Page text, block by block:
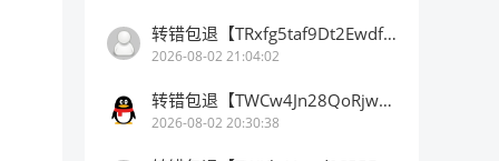
转错包退【TRxfg5taf9Dt2Ewdfj8qS32jqv66666666】客服TeleGram:【@TrxEm】
2026-08-02 21:04:02
转错包退【TWCw4Jn28QoRjwpFVgRsUwpi8DDDDDDDDD】客服TeleGram:【@TrxEm】
2026-08-02 20:30:38